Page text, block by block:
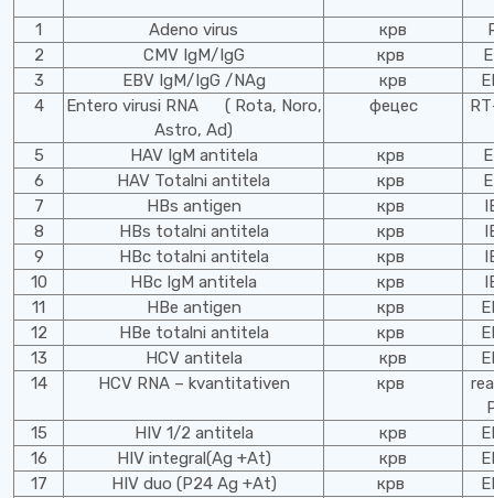
1 Adeno virus крв
2
CMV IgM/IgG крв
3
EBV IgM/IgG /NAg крв
4
Entero virusi RNA ( Rota, Noro,
Astro, Ad)
фецес
5 HAV IgM antitela крв
6
HAV Totalni antitela крв
7
HBs antigen крв
8
HBs totalni antitela крв
9
HBc totalni antitela крв
10
HBc IgM antitela крв
11
HBe antigen крв
12
HBe totalni antitela крв
13
HCV antitela крв
14
HCV RNA – kvantitativen крв
15
HIV 1/2 antitela крв
16
HIV integral(Ag +At) крв
17
HIV duo (P24 Ag +At) крв